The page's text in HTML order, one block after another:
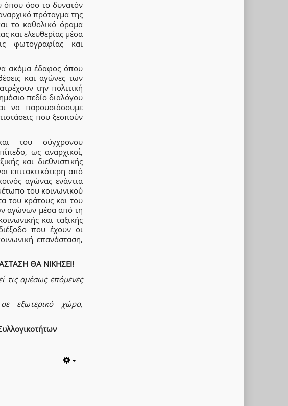
όπου όσο το δυνατόν
πρόταγμα της
το καθολικό όραμα
και ελευθερίας μέσα
φωτογραφίας και
ακόμα έδαφος όπου
και αγώνες των
την πολιτική
πεδίο διαλόγου
να παρουσιάσουμε
που ξεσπούν
του σύγχρονου
ως αναρχικοί,
και διεθνιστικής
επιτακτικότερη από
αγώνας ενάντια
του κοινωνικού
του κράτους και του
αγώνων μέσα από τη
και ταξικής
που έχουν οι
επανάσταση,
ΘΑ ΝΙΚΗΣΕΙ!
τις αμέσως επόμενες
εξωτερικό χώρο,